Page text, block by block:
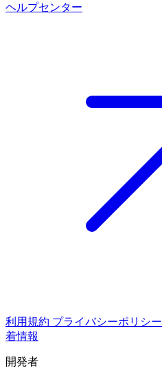
ヘルプセンター
利用規約 プライバシーポリシー
着情報
開発者